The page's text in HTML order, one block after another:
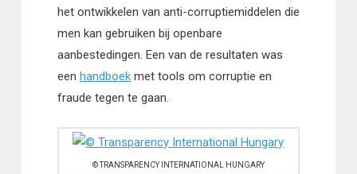
het ontwikkelen van anti-corruptiemiddelen die
men kan gebruiken bij openbare
aanbestedingen. Een van de resultaten was
een handboekmet tools om corruptie en
fraude tegen te gaan.
© TRANSPARENCY INTERNATIONAL HUNGARY